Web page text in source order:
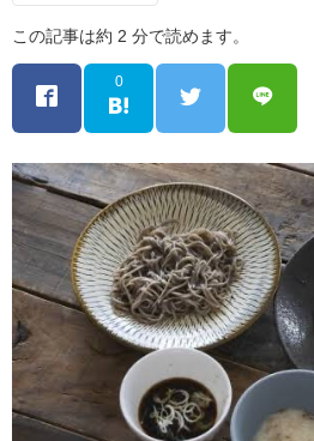
この記事は約 2 分で読めます。
0